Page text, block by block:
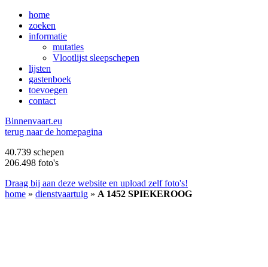
home
zoeken
informatie
mutaties
Vlootlijst sleepschepen
lijsten
gastenboek
toevoegen
contact
Binnenvaart.eu
terug naar de homepagina
40.739 schepen
206.498 foto's
Draag bij aan deze website en upload zelf foto's!
home » dienstvaartuig » A 1452 SPIEKEROOG